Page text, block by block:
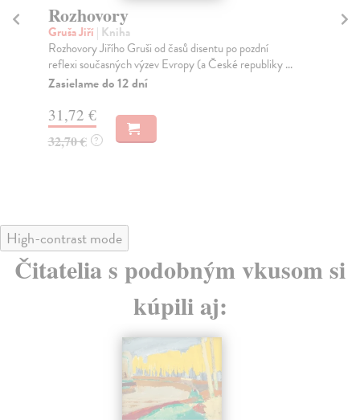
Držme se! Vzájemná
korespondence z let 1998 - 2004
Bor Daniel Ž.| Kniha
Vzájemná korespondence D. Ž. Bora (1932-2010) a
Jiřího Veselského (1933-2004) obsahuje přes čtyři
Zasielame do 12 dní
26,87 €
High-contrast mode
Čitatelia s podobným vkusom si
kúpili aj: